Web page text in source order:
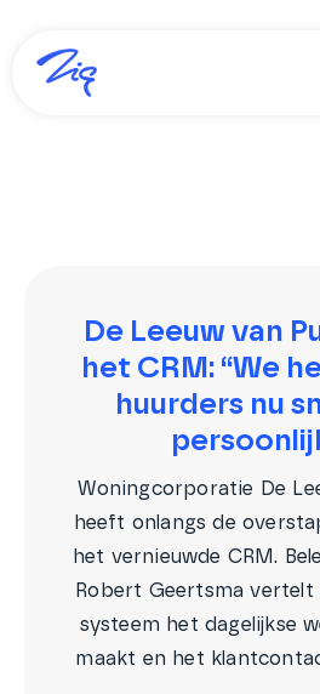
inhoud
Zig365 | Demo
De Leeuw van
het CRM: “We
huurders nu
Woningcorporatie De
heeft onlangs de
het vernieuwde CRM.
Robert Geertsma vertelt
systeem het dagelijkse
maakt en het